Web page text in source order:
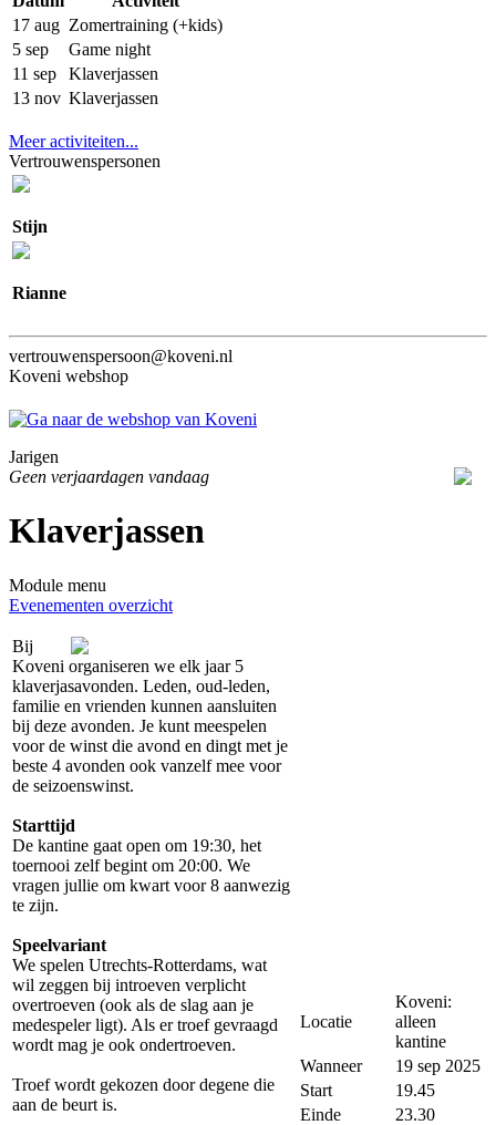
17 aug Zomertraining (+kids)
5 sep
Game night
11 sep
Klaverjassen
13 nov Klaverjassen
Meer activiteiten...
Vertrouwenspersonen
Stijn
Rianne
vertrouwenspersoon@koveni.nl
Koveni webshop
Jarigen
Geen verjaardagen vandaag
Klaverjassen
Module menu
Evenementen overzicht
Bij
Koveni organiseren we elk jaar 5
klaverjasavonden. Leden, oud-leden,
familie en vrienden kunnen aansluiten
bij deze avonden. Je kunt meespelen
voor de winst die avond en dingt met je
beste 4 avonden ook vanzelf mee voor
de seizoenswinst.
Starttijd
De kantine gaat open om 19:30, het
toernooi zelf begint om 20:00. We
vragen jullie om kwart voor 8 aanwezig
te zijn.
Speelvariant
We spelen Utrechts-Rotterdams, wat
wil zeggen bij introeven verplicht
overtroeven (ook als de slag aan je
medespeler ligt). Als er troef gevraagd
wordt mag je ook ondertroeven.
Troef wordt gekozen door degene die
aan de beurt is.
Locatie
Koveni:
alleen
kantine
Wanneer
19 sep 2025
Start
19.45
Einde
23.30